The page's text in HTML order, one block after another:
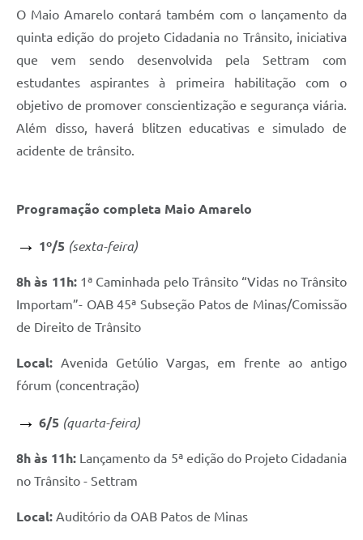
O Maio Amarelo contará também com o lançamento da
quinta edição do projeto Cidadania no Trânsito, iniciativa
que vem sendo desenvolvida pela Settram com
estudantes aspirantes à primeira habilitação com o
objetivo de promover conscientização e segurança viária.
Além disso, haverá blitzen educativas e simulado de
acidente de trânsito.
Programação completa Maio Amarelo
→ 1º/5 (sexta-feira)
8h às 11h:1ª Caminhada pelo Trânsito “Vidas no Trânsito
Importam”- OAB 45ª Subseção Patos de Minas/Comissão
de Direito de Trânsito
Local: Avenida Getúlio Vargas, em frente ao antigo
fórum (concentração)
→ ​ 6/5 (quarta-feira)
8h às 11h: Lançamento da 5ª edição do Projeto Cidadania
no Trânsito - Settram
Local: Auditório da OAB Patos de Minas